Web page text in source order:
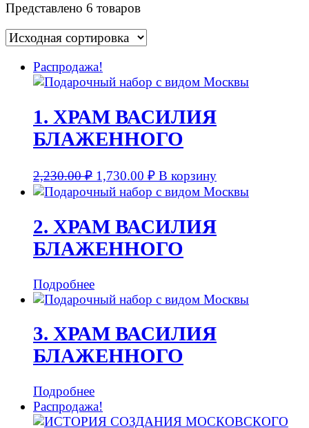
Представлено 6 товаров
Распродажа!
1. ХРАМ ВАСИЛИЯ
БЛАЖЕННОГО
2,230.00₽ 1,730.00 ₽ В корзину
2. ХРАМ ВАСИЛИЯ
БЛАЖЕННОГО
Подробнее
3. ХРАМ ВАСИЛИЯ
БЛАЖЕННОГО
Подробнее
Распродажа!